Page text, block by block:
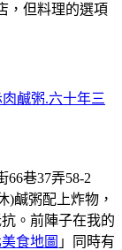
，但料理的選項
鹹粥.六十年三
巷37弄58-2
)鹹粥配上炸物，
。前陣子在我的
食地圖 」同時有